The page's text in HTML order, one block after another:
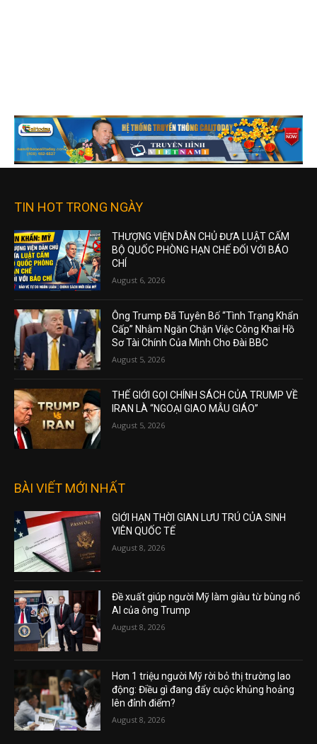
TIN HOT TRONG NGÀY
THƯỢNG VIỆN DÂN CHỦ ĐƯA LUẬT CẤM
BỘ QUỐC PHÒNG HẠN CHẾ ĐỐI VỚI BÁO
CHÍ
August 6, 2026
Ông Trump Đã Tuyên Bố “Tình Trạng Khẩn
Cấp” Nhằm Ngăn Chặn Việc Công Khai Hồ
Sơ Tài Chính Của Mình Cho Đài BBC
August 5, 2026
THẾ GIỚI GỌI CHÍNH SÁCH CỦA TRUMP VỀ
IRAN LÀ “NGOẠI GIAO MẪU GIÁO”
August 5, 2026
BÀI VIẾT MỚI NHẤT
GIỚI HẠN THỜI GIAN LƯU TRÚ CỦA SINH
VIÊN QUỐC TẾ
August 8, 2026
Đề xuất giúp người Mỹ làm giàu từ bùng nổ
AI của ông Trump
August 8, 2026
Hơn 1 triệu người Mỹ rời bỏ thị trường lao
động: Điều gì đang đẩy cuộc khủng hoảng
lên đỉnh điểm?
August 8, 2026